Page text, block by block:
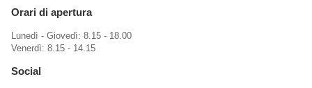
Orari di apertura
Lunedì - Giovedì: 8.15 - 18.00
Venerdì: 8.15 - 14.15
Social